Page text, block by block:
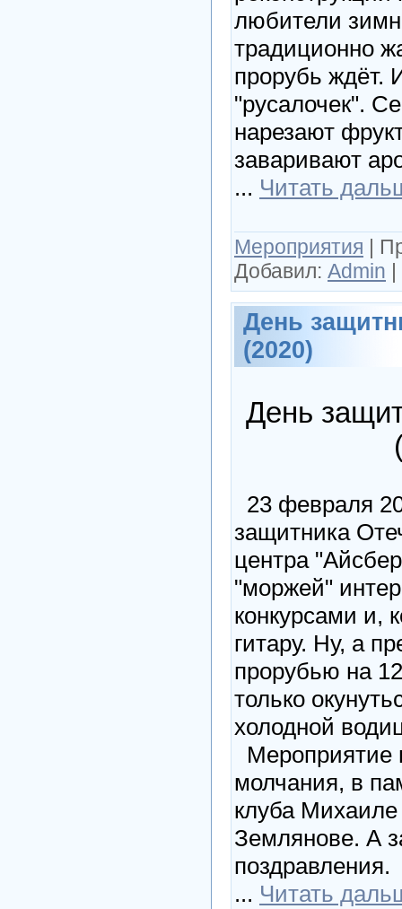
любители
традиционно
прорубь ждёт.
"русалочек".
нарезают
заваривают
... Читать
Мероприятия
Добавил: Admin
День
(2020)
День
23 февраля
защитника
центра
"моржей"
конкурсами и,
гитару. Ну, а
прорубью на
только
холодной
Мероприятие
молчания, в
клуба Михаиле
Землянове. А
поздравления.
... Читать